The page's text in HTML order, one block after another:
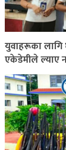
युवाहरूका लागि
एकेडेमीले ल्याए